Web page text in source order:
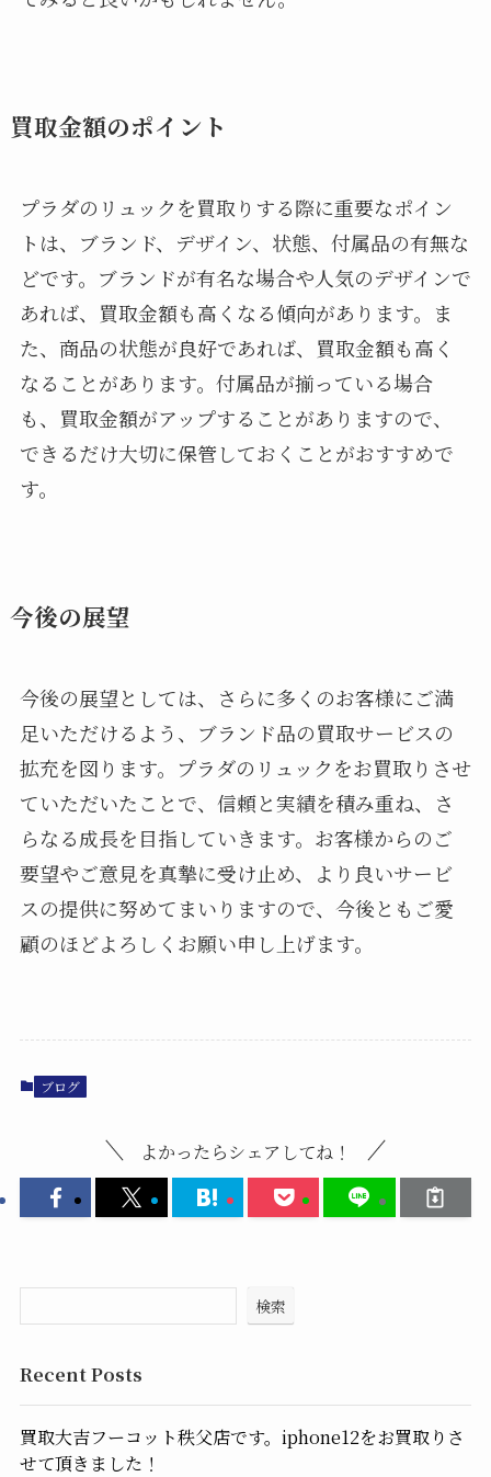
買取金額のポイント
プラダのリュックを買取りする際に重要なポイン
トは、ブランド、デザイン、状態、付属品の有無な
どです。ブランドが有名な場合や人気のデザインで
あれば、買取金額も高くなる傾向があります。ま
た、商品の状態が良好であれば、買取金額も高く
なることがあります。付属品が揃っている場合
も、買取金額がアップすることがありますので、
できるだけ大切に保管しておくことがおすすめで
す。
今後の展望
今後の展望としては、さらに多くのお客様にご満
足いただけるよう、ブランド品の買取サービスの
拡充を図ります。プラダのリュックをお買取りさせ
ていただいたことで、信頼と実績を積み重ね、さ
らなる成長を目指していきます。お客様からのご
要望やご意見を真摯に受け止め、より良いサービ
スの提供に努めてまいりますので、今後ともご愛
顧のほどよろしくお願い申し上げます。
ブログ
よかったらシェアしてね！
検索
Recent Posts
買取大吉フーコット秩父店です。iphone12をお買取りさ
せて頂きました！